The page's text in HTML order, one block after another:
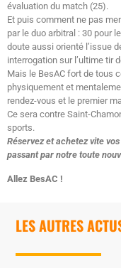
évaluation du match (25).
Et puis comment ne pas
par le duo arbitral : 30 pour
doute aussi orienté l’issue
interrogation sur l’ultime tir
Mais le BesAC fort de tous
physiquement et
rendez-vous et le premier
Ce sera contre Saint-
sports.
Réservez et achetez vite
passant par notre toute
Allez BesAC !
LES AUTRES